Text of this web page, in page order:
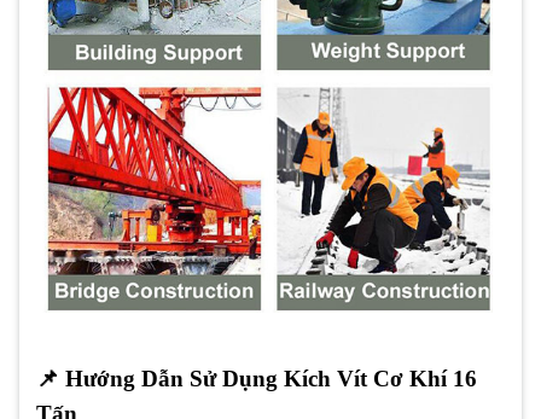
📌 Hướng Dẫn Sử Dụng Kích Vít Cơ Khí 16
Tấn